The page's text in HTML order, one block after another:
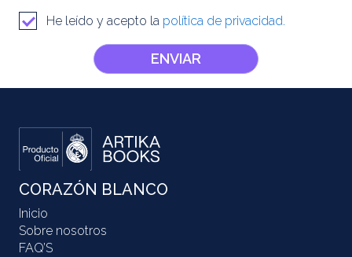
He leído y acepto la política de privacidad.
ENVIAR
CORAZÓN BLANCO
Inicio
Sobre nosotros
FAQ’S